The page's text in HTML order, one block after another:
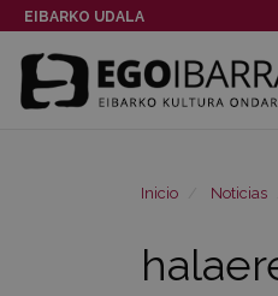
EIBARKO UDALA
Inicio Noticias